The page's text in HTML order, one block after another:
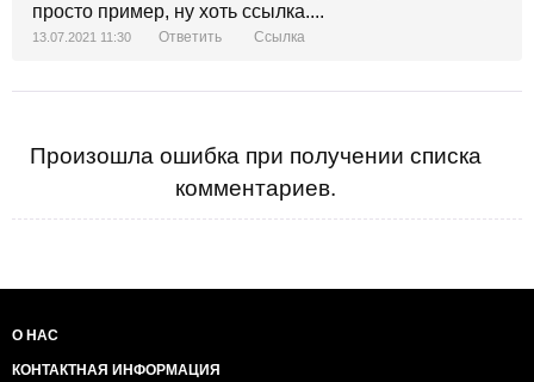
просто пример, ну хоть ссылка....
13.07.2021 11:30 Ответить Ссылка
Произошла ошибка при получении списка
комментариев.
О НАС
КОНТАКТНАЯ ИНФОРМАЦИЯ